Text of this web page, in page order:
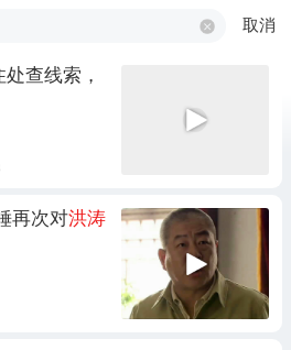
取消
查线索，
再次对洪涛